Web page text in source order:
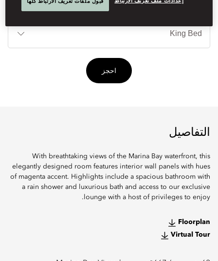
احجز
التفاصيل
With breathtaking views of the Marina Bay waterfront, this
elegantly designed room features interior wall panels with hues
of magenta accent. Highlights include a spacious bathroom with
a rain shower and luxurious bath and access to our exclusive
lounge with a host of privileges to enjoy.
Floorplan
Virtual Tour